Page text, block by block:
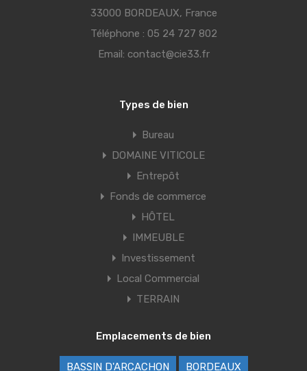
33000 BORDEAUX, France
Téléphone : 05 24 727 802
Email: contact@cie33.fr
Types de bien
Bureau
DOMAINE VITICOLE
Entrepôt
Fonds de commerce
HÔTEL
IMMEUBLE
Investissement
Local Commercial
TERRAIN
Emplacements de bien
BASSIN D'ARCACHON BORDEAUX